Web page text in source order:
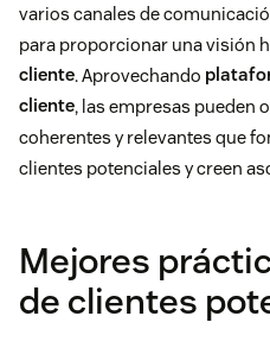
varios canales de
para proporcionar una visión
cliente. Aprovechando
cliente, las empresas pueden
coherentes y relevantes que
clientes potenciales y creen
Mejores
de clientes